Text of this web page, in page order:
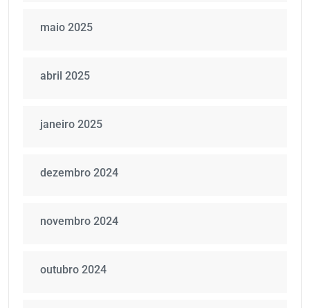
maio 2025
abril 2025
janeiro 2025
dezembro 2024
novembro 2024
outubro 2024